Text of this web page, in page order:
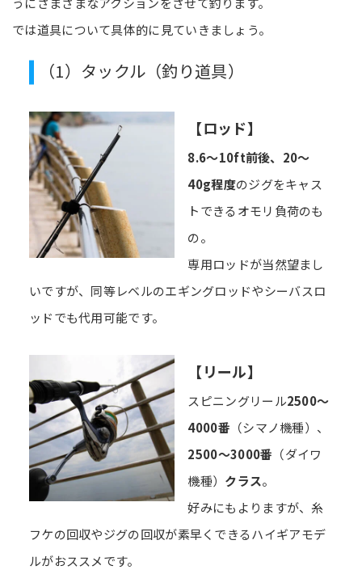
では道具について具体的に見ていきましょう。
（1）タックル（釣り道具）
【ロッド】
8.6～10ft前後、20～
40g程度のジグをキャス
トできるオモリ負荷のも
の。
専用ロッドが当然望まし
いですが、同等レベルのエギングロッドやシーバスロ
ッドでも代用可能です。
【リール】
スピニングリール2500～
4000番 （シマノ機種）、
2500～3000番 （ダイワ
機種） クラス。
好みにもよりますが、糸
フケの回収やジグの回収が素早くできるハイギアモデ
ルがおススメです。